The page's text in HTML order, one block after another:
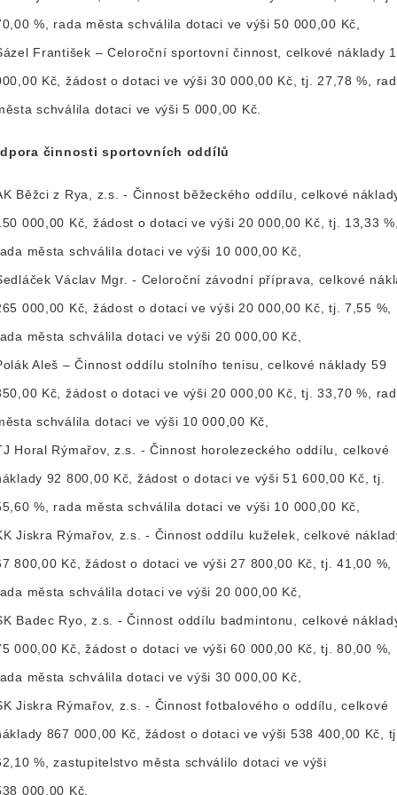
%, rada města schválila dotaci ve výši 50 000,00 Kč,
František – Celoroční sportovní činnost, celkové náklady
Kč, žádost o dotaci ve výši 30 000,00 Kč, tj. 27,78 %,
schválila dotaci ve výši 5 000,00 Kč.
činnosti sportovních oddílů
Běžci z Rya, z.s. - Činnost běžeckého oddílu, celkové
000,00 Kč, žádost o dotaci ve výši 20 000,00 Kč, tj. 13,33 %,
města schválila dotaci ve výši 10 000,00 Kč,
Václav Mgr. - Celoroční závodní příprava, celkové
000,00 Kč, žádost o dotaci ve výši 20 000,00 Kč, tj. 7,55 %,
města schválila dotaci ve výši 20 000,00 Kč,
Aleš – Činnost oddílu stolního tenisu, celkové náklady 59
Kč, žádost o dotaci ve výši 20 000,00 Kč, tj. 33,70 %,
schválila dotaci ve výši 10 000,00 Kč,
Horal Rýmařov, z.s. - Činnost horolezeckého oddílu, celkové
92 800,00 Kč, žádost o dotaci ve výši 51 600,00 Kč, tj.
%, rada města schválila dotaci ve výši 10 000,00 Kč,
Jiskra Rýmařov, z.s. - Činnost oddílu kuželek, celkové
800,00 Kč, žádost o dotaci ve výši 27 800,00 Kč, tj. 41,00 %,
města schválila dotaci ve výši 20 000,00 Kč,
Badec Ryo, z.s. - Činnost oddílu badmintonu, celkové
000,00 Kč, žádost o dotaci ve výši 60 000,00 Kč, tj. 80,00 %,
města schválila dotaci ve výši 30 000,00 Kč,
Jiskra Rýmařov, z.s. - Činnost fotbalového o oddílu, celkové
867 000,00 Kč, žádost o dotaci ve výši 538 400,00 Kč, tj.
%, zastupitelstvo města schválilo dotaci ve výši
000,00 Kč,